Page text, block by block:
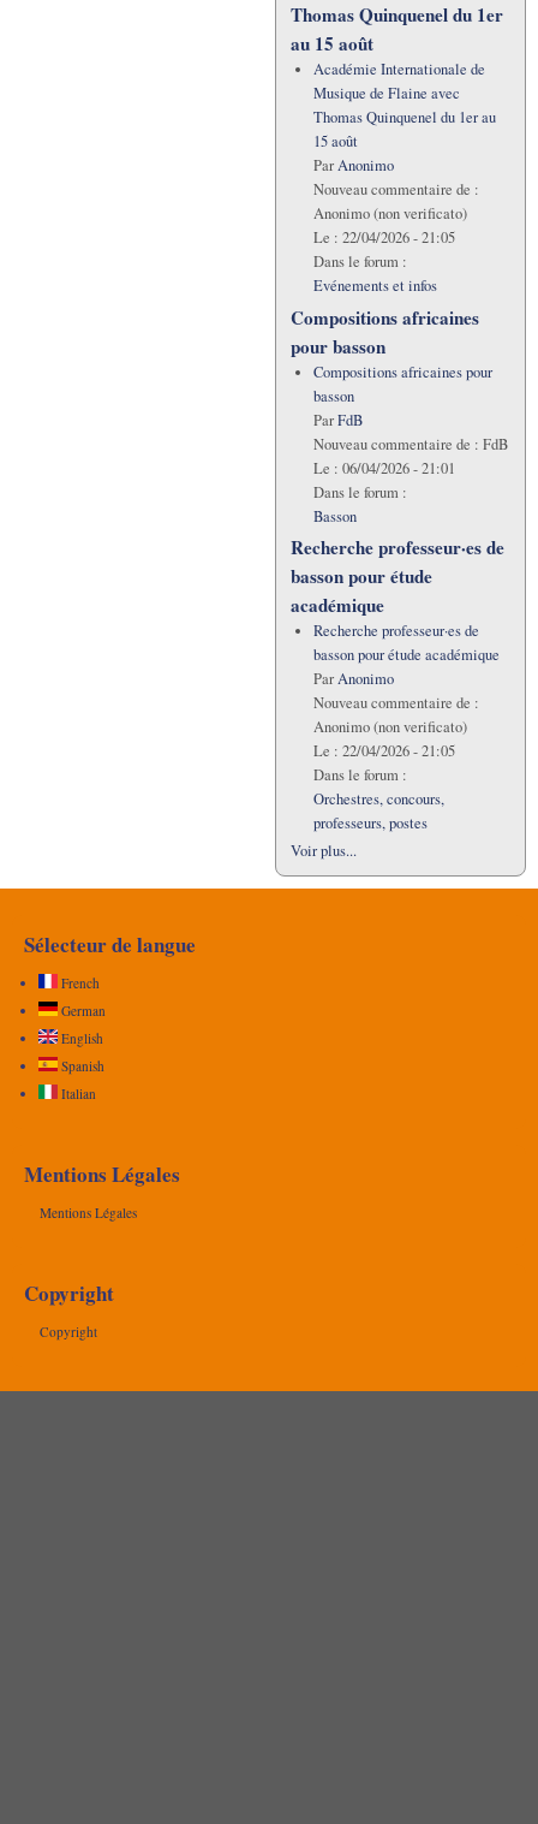
Thomas Quinquenel du 1er
au 15 août
Académie Internationale de
Musique de Flaine avec
Thomas Quinquenel du 1er au
15 août
ParAnonimo
Nouveau commentaire de :
Anonimo (non verificato)
Le : 22/04/2026 - 21:05
Dans le forum :
Evénements et infos
Compositions africaines
pour basson
Compositions africaines pour
basson
ParFdB
Nouveau commentaire de : FdB
Le : 06/04/2026 - 21:01
Dans le forum :
Basson
Recherche professeur·es de
basson pour étude
académique
Recherche professeur·es de
basson pour étude académique
ParAnonimo
Nouveau commentaire de :
Anonimo (non verificato)
Le : 22/04/2026 - 21:05
Dans le forum :
Orchestres, concours,
professeurs, postes
Voir plus...
Sélecteur de langue
French
German
English
Spanish
Italian
Mentions Légales
Mentions Légales
Copyright
Copyright